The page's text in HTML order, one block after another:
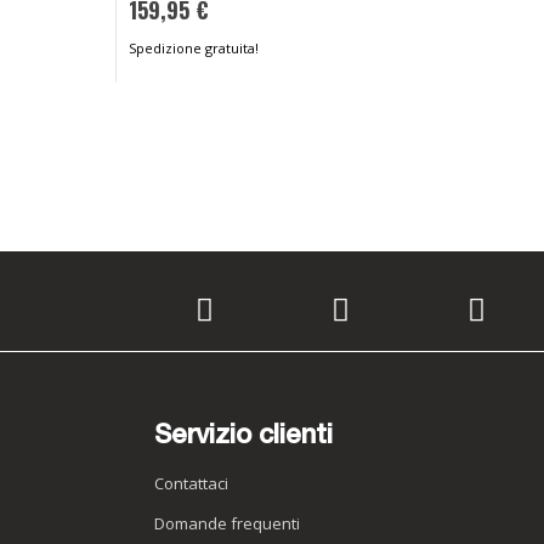
159,95 €
Spedizione gratuita!
Servizio clienti
Contattaci
Domande frequenti